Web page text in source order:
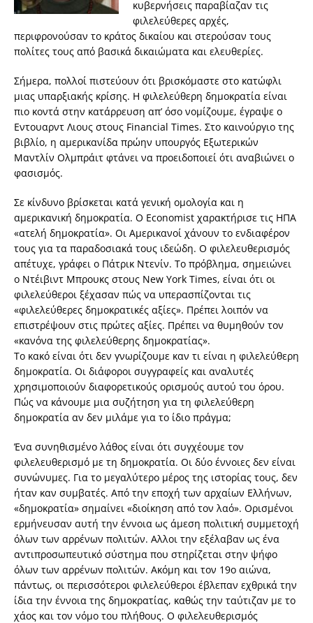
κυβερνήσεις παραβίαζαν τις
φιλελεύθερες αρχές,
περιφρονούσαν το κράτος δικαίου και στερούσαν τους
πολίτες τους από βασικά δικαιώματα και ελευθερίες.
Σήμερα, πολλοί πιστεύουν ότι βρισκόμαστε στο κατώφλι
μιας υπαρξιακής κρίσης. Η φιλελεύθερη δημοκρατία είναι
πιο κοντά στην κατάρρευση απ’ όσο νομίζουμε, έγραψε ο
Εντουαρντ Λιους στους Financial Times. Στο καινούργιο της
βιβλίο, η αμερικανίδα πρώην υπουργός Εξωτερικών
Μαντλίν Ολμπράιτ φτάνει να προειδοποιεί ότι αναβιώνει ο
φασισμός.
Σε κίνδυνο βρίσκεται κατά γενική ομολογία και η
αμερικανική δημοκρατία. Ο Economist χαρακτήρισε τις ΗΠΑ
«ατελή δημοκρατία». Οι Αμερικανοί χάνουν το ενδιαφέρον
τους για τα παραδοσιακά τους ιδεώδη. Ο φιλελευθερισμός
απέτυχε, γράφει ο Πάτρικ Ντενίν. Το πρόβλημα, σημειώνει
ο Ντέιβιντ Μπρουκς στους New York Times, είναι ότι οι
φιλελεύθεροι ξέχασαν πώς να υπερασπίζονται τις
«φιλελεύθερες δημοκρατικές αξίες». Πρέπει λοιπόν να
επιστρέψουν στις πρώτες αξίες. Πρέπει να θυμηθούν τον
«κανόνα της φιλελεύθερης δημοκρατίας».
Το κακό είναι ότι δεν γνωρίζουμε καν τι είναι η φιλελεύθερη
δημοκρατία. Οι διάφοροι συγγραφείς και αναλυτές
χρησιμοποιούν διαφορετικούς ορισμούς αυτού του όρου.
Πώς να κάνουμε μια συζήτηση για τη φιλελεύθερη
δημοκρατία αν δεν μιλάμε για το ίδιο πράγμα;
Ένα συνηθισμένο λάθος είναι ότι συγχέουμε τον
φιλελευθερισμό με τη δημοκρατία. Οι δύο έννοιες δεν είναι
συνώνυμες. Για το μεγαλύτερο μέρος της ιστορίας τους, δεν
ήταν καν συμβατές. Από την εποχή των αρχαίων Ελλήνων,
«δημοκρατία» σημαίνει «διοίκηση από τον λαό». Ορισμένοι
ερμήνευσαν αυτή την έννοια ως άμεση πολιτική συμμετοχή
όλων των αρρένων πολιτών. Αλλοι την εξέλαβαν ως ένα
αντιπροσωπευτικό σύστημα που στηρίζεται στην ψήφο
όλων των αρρένων πολιτών. Ακόμη και τον 19ο αιώνα,
πάντως, οι περισσότεροι φιλελεύθεροι έβλεπαν εχθρικά την
ίδια την έννοια της δημοκρατίας, καθώς την ταύτιζαν με το
χάος και τον νόμο του πλήθους. Ο φιλελευθερισμός